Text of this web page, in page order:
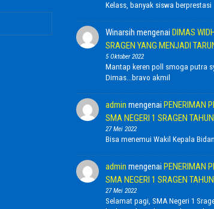
Kelass, banyak siswa berprestasi
Winarsih mengenaiDIMAS
SRAGEN YANG MENJADI
5 Oktober 2022
Mantap keren poll smoga putra
Dimas...bravo akmil
admin mengenaiPENERIMAN
SMA NEGERI 1 SRAGEN
27 Mei 2022
Bisa menemui Wakil Kepala
admin mengenaiPENERIMAN
SMA NEGERI 1 SRAGEN
27 Mei 2022
Selamat pagi, SMA Negeri 1